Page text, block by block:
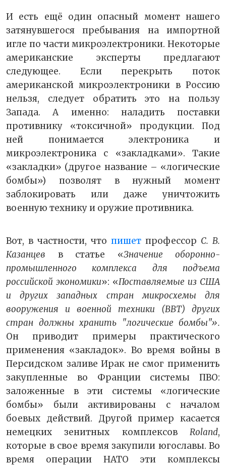
И есть ещё один опасный момент нашего
затянувшегося пребывания на импортной
игле по части микроэлектроники. Некоторые
американские эксперты предлагают
следующее. Если перекрыть поток
американской микроэлектроники в Россию
нельзя, следует обратить это на пользу
Запада. А именно: наладить поставки
противнику «токсичной» продукции. Под
ней понимается электроника и
микроэлектроника с «закладками». Такие
«закладки» (другое название – «логические
бомбы») позволят в нужный момент
заблокировать или даже уничтожить
военную технику и оружие противника.
Вот, в частности, что пишет профессор С. В.
Казанцев в статье «Значение оборонно-
промышленного комплекса для подъема
российской экономики»: «Поставляемые из США
и других западных стран микросхемы для
вооружения и военной техники (ВВТ) других
стран должны хранить "логические бомбы"».
Он приводит примеры практического
применения «закладок». Во время войны в
Персидском заливе Ирак не смог применить
закупленные во Франции системы ПВО:
заложенные в эти системы «логические
бомбы» были активированы с началом
боевых действий. Другой пример касается
немецких зенитных комплексов Roland,
которые в свое время закупили югославы. Во
время операции НАТО эти комплексы